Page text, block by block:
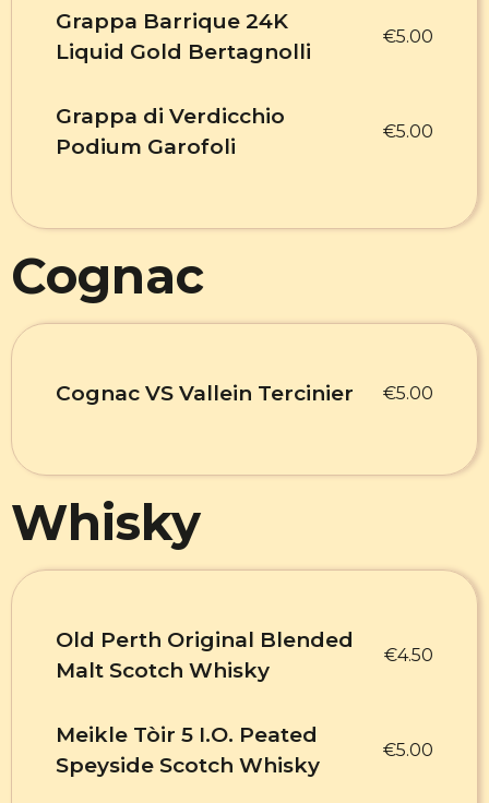
Grappa Barrique 24K
Liquid Gold Bertagnolli
€5.00
Grappa di Verdicchio
Podium Garofoli
€5.00
Cognac
Cognac VS Vallein Tercinier €5.00
Whisky
Old Perth Original Blended
Malt Scotch Whisky
€4.50
Meikle Tòir 5 I.O. Peated
Speyside Scotch Whisky
€5.00